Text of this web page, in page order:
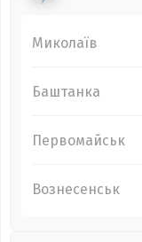
Миколаїв
Баштанка
Первомайськ
Вознесенськ